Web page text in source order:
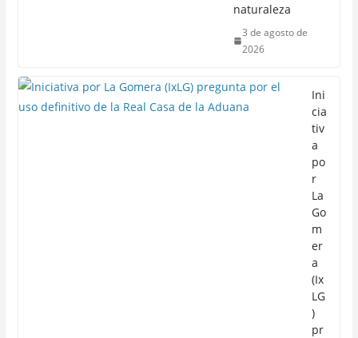
naturaleza
3 de agosto de
2026
Ini
cia
tiv
a
po
r
La
Go
m
er
a
(Ix
LG
)
pr